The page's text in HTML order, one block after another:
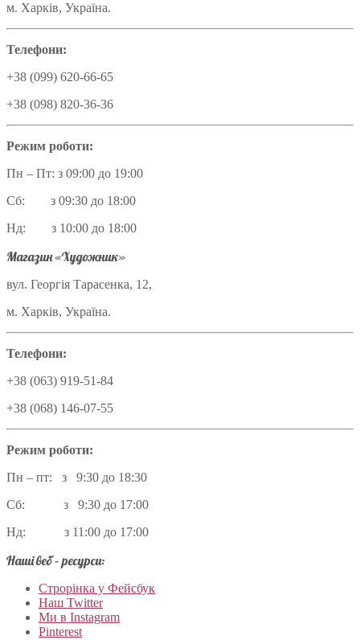
м. Харків, Україна.
Телефони:
+38 (099) 620-66-65
+38 (098) 820-36-36
Режим роботи:
Пн – Пт: з 09:00 до 19:00
Сб: з 09:30 до 18:00
Нд: з 10:00 до 18:00
Магазин «Художник»
вул. Георгія Тарасенка, 12,
м. Харків, Україна.
Телефони:
+38 (063) 919-51-84
+38 (068) 146-07-55
Режим роботи:
Пн – пт: з 9:30 до 18:30
Сб: з 9:30 до 17:00
Нд: з 11:00 до 17:00
Наші веб – ресурси:
Строрінка у Фейсбук
Наш Twitter
Ми в Instagram
Pinterest